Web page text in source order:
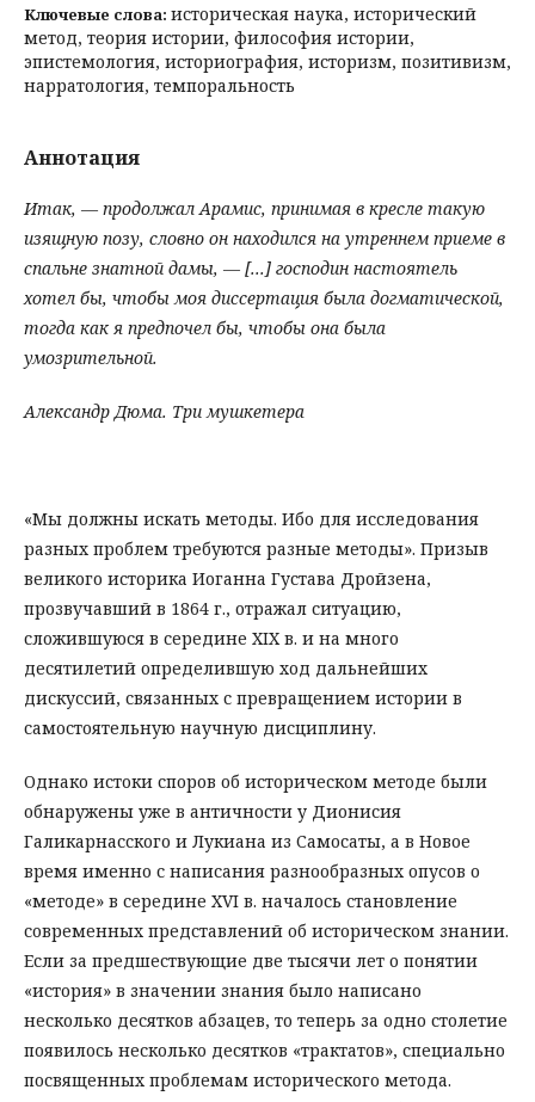
Ключевые слова: историческая наука, исторический
метод, теория истории, философия истории,
эпистемология, историография, историзм, позитивизм,
нарратология, темпоральность
Аннотация
Итак, — продолжал Арамис, принимая в кресле такую
изящную позу, словно он находился на утреннем приеме в
спальне знатной дамы, — [...] господин настоятель
хотел бы, чтобы моя диссертация была догматической,
тогда как я предпочел бы, чтобы она была
умозрительной.
Александр Дюма. Три мушкетера
«Мы должны искать методы. Ибо для исследования
разных проблем требуются разные методы». Призыв
великого историка Иоганна Густава Дройзена,
прозвучавший в 1864 г., отражал ситуацию,
сложившуюся в середине XIX в. и на много
десятилетий определившую ход дальнейших
дискуссий, связанных с превращением истории в
самостоятельную научную дисциплину.
Однако истоки споров об историческом методе были
обнаружены уже в античности у Дионисия
Галикарнасского и Лукиана из Самосаты, а в Новое
время именно с написания разнообразных опусов о
«методе» в середине XVI в. началось становление
современных представлений об историческом знании.
Если за предшествующие две тысячи лет о понятии
«история» в значении знания было написано
несколько десятков абзацев, то теперь за одно столетие
появилось несколько десятков «трактатов», специально
посвященных проблемам исторического метода.